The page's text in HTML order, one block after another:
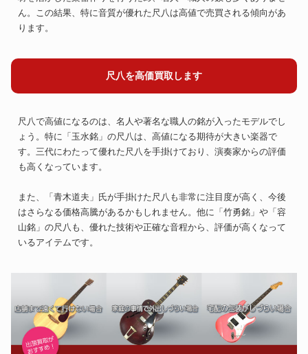
ん。この結果、特に音質が優れた尺八は高値で売買される傾向があ
ります。
尺八を高価買取します
尺八で高値になるのは、名人や著名な職人の銘が入ったモデルでし
ょう。特に「玉水銘」の尺八は、高値になる期待が大きい楽器で
す。三代にわたって優れた尺八を手掛けており、演奏家からの評価
も高くなっています。
また、「青木道夫」氏が手掛けた尺八も非常に注目度が高く、今後
はさらなる価格高騰があるかもしれません。他に「竹勇銘」や「容
山銘」の尺八も、優れた技術や正確な音程から、評価が高くなって
いるアイテムです。